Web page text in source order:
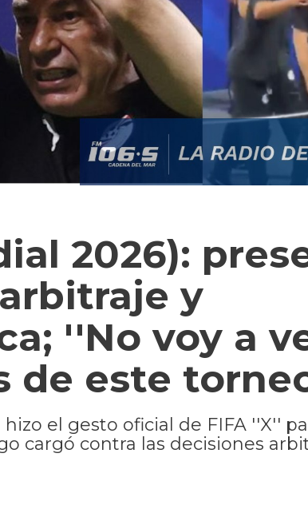
2026):
y
''No voy a
de este
el gesto oficial de FIFA ''X''
cargó contra las decisiones